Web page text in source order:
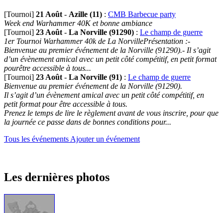
[Tournoi] 21 Août - Azille (11) : CMB Barbecue party
Week end Warhammer 40K et bonne ambiance
[Tournoi] 23 Août - La Norville (91290) : Le champ de guerre
1er Tournoi Warhammer 40k de La NorvillePrésentation :-
Bienvenue au premier événement de la Norville (91290).- Il s’agit
d’un évènement amical avec un petit côté compétitif, en petit format
pourêtre accessible à tous...
[Tournoi] 23 Août - La Norville (91) : Le champ de guerre
Bienvenue au premier événement de la Norville (91290).
Il s’agit d’un évènement amical avec un petit côté compétitif, en
petit format pour être accessible à tous.
Prenez le temps de lire le règlement avant de vous inscrire, pour que
la journée ce passe dans de bonnes conditions pour...
Tous les événements Ajouter un événement
Les dernières photos